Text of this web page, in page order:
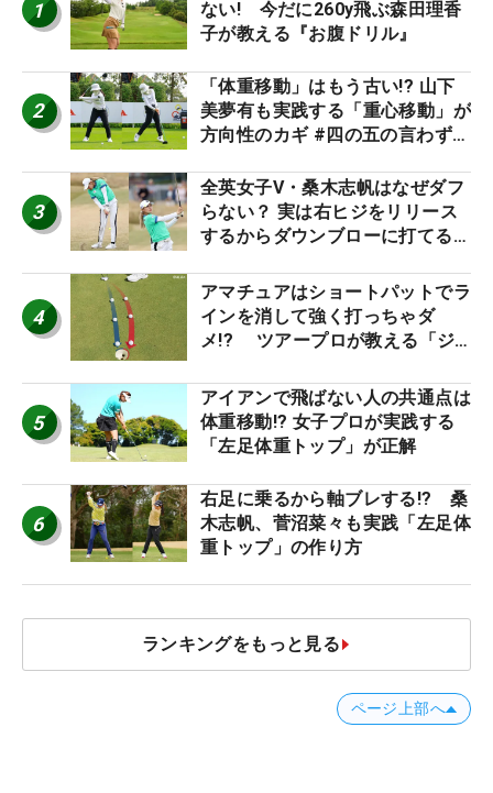
1
ない! 今だに260y飛ぶ森田理香
子が教える『お腹ドリル』
2
「体重移動」はもう古い!? 山下
美夢有も実践する「重心移動」が
方向性のカギ #四の五の言わず振
3
全英女子V・桑木志帆はなぜダフ
らない？ 実は右ヒジをリリース
するからダウンブローに打てる #
4
アマチュアはショートパットでラ
インを消して強く打っちゃダ
メ!? ツアープロが教える「ジ
減するワケ
5
アイアンで飛ばない人の共通点は
体重移動!? 女子プロが実践する
「左足体重トップ」が正解
6
右足に乗るから軸ブレする!? 桑
木志帆、菅沼菜々も実践「左足体
重トップ」の作り方
ランキングをもっと見る
ページ上部へ